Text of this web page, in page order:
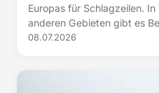
Europas für Schlagzeilen.
anderen Gebieten gibt es
08.07.2026